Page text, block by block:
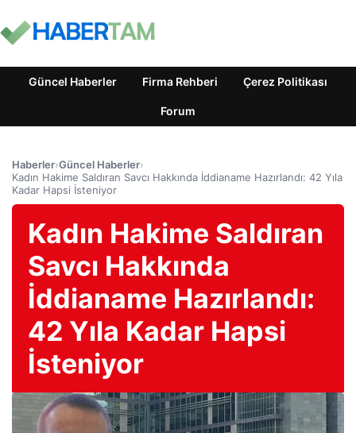
Güncel Haberler Firma Rehberi Çerez Politikası
Forum
Haberler›Güncel Haberler›
Kadın Hakime Saldıran Savcı Hakkında İddianame Hazırlandı: 42 Yıla
Kadar Hapsi İsteniyor
Kadın Hakime Saldıran
Savcı Hakkında
İddianame Hazırlandı:
42 Yıla Kadar Hapsi
İsteniyor